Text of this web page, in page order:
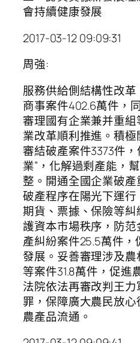
會持續健康發展
2017-03-12 09:09:31
周強:
服務供給側結構性改
商事案件402.6萬件，
審理國有企業兼并重
業改革順利推進。積極
審結破產案件3373件
業”，化解過剩產能，
整。開通全國企業破
破產程序在陽光下運行
期貨、票據、保險等糾
護資本市場秩序，防
產糾紛案件25.5萬件
發展。妥善審理涉及農
等案件31.8萬件，促進
法院依法再審改判王
罪，保障廣大農民放
農產品流通。